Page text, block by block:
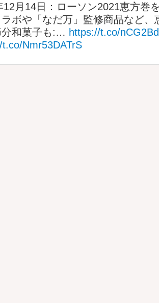
12月14日：ローソン2021恵方巻
ボや「なだ万」監修商品など、
分和菓子も:… https://t.co/
Nmr53DATrS